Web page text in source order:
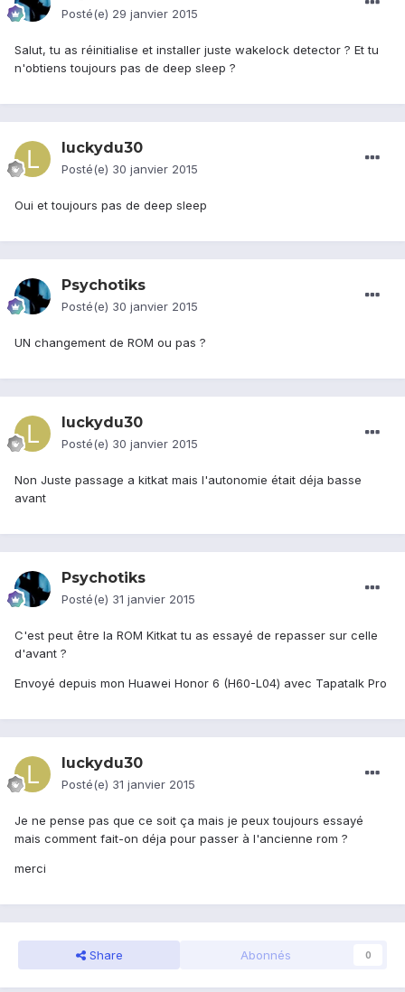
Posté(e) 29 janvier 2015
Salut, tu as réinitialise et installer juste wakelock detector ? Et tu
n'obtiens toujours pas de deep sleep ?
luckydu30
Posté(e) 30 janvier 2015
Oui et toujours pas de deep sleep
Psychotiks
Posté(e) 30 janvier 2015
UN changement de ROM ou pas ?
luckydu30
Posté(e) 30 janvier 2015
Non Juste passage a kitkat mais l'autonomie était déja basse
avant
Psychotiks
Posté(e) 31 janvier 2015
C'est peut être la ROM Kitkat tu as essayé de repasser sur celle
d'avant ?
Envoyé depuis mon Huawei Honor 6 (H60-L04) avec Tapatalk Pro
luckydu30
Posté(e) 31 janvier 2015
Je ne pense pas que ce soit ça mais je peux toujours essayé
mais comment fait-on déja pour passer à l'ancienne rom ?
merci
Share Abonnés 0